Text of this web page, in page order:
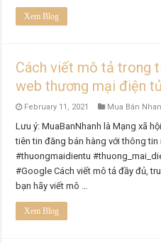
Xem Blog
Cách viết mô tả trong
web thương mại điện
February 11, 2021 Mua Bán
Lưu ý: MuaBanNhanh là Mạng xã
tiên tin đăng bán hàng với thông
#thuongmaidientu
#Google Cách viết mô tả đầy đủ,
bạn hãy viết mô …
Xem Blog